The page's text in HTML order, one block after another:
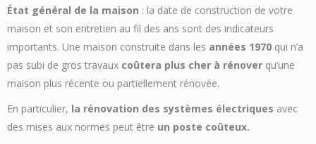
État général de la maison : la date de construction de votre
maison et son entretien au fil des ans sont des indicateurs
importants. Une maison construite dans les années 1970 qui n’a
pas subi de gros travaux coûtera plus cher à rénover qu’une
maison plus récente ou partiellement rénovée.
En particulier, la rénovation des systèmes électriques avec
des mises aux normes peut être un poste coûteux.